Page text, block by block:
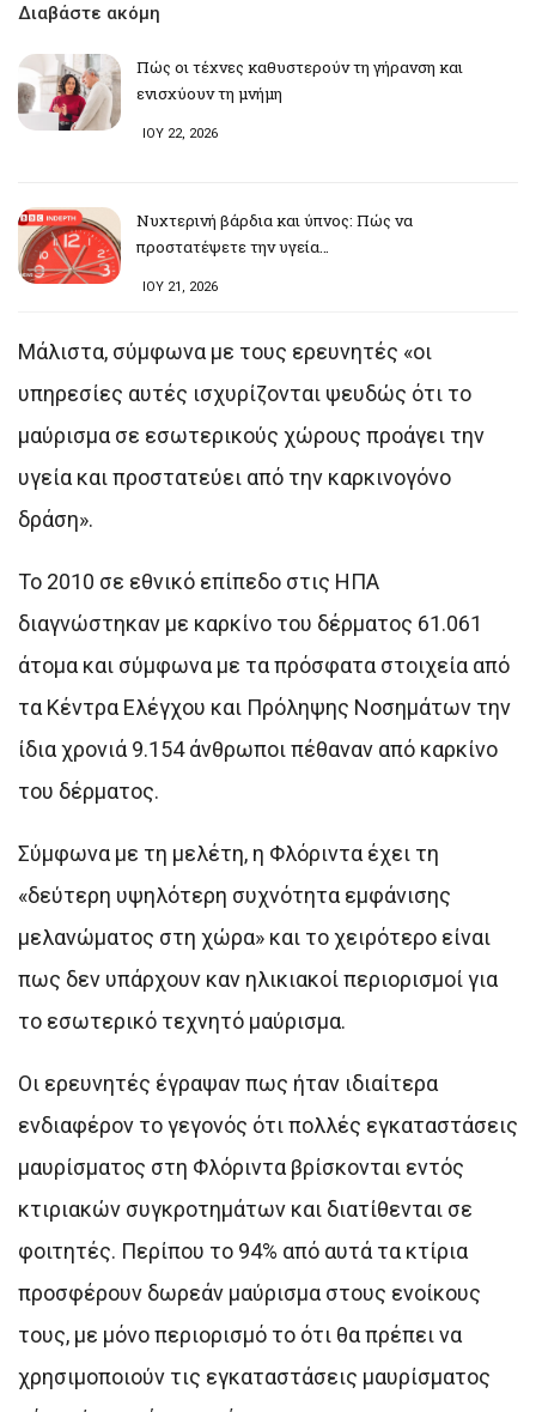
Διαβάστε ακόμη
Πώς οι τέχνες καθυστερούν τη γήρανση και
ενισχύουν τη μνήμη
ΙΟΥ 22, 2026
Νυχτερινή βάρδια και ύπνος: Πώς να
προστατέψετε την υγεία…
ΙΟΥ 21, 2026
Μάλιστα, σύμφωνα με τους ερευνητές «οι
υπηρεσίες αυτές ισχυρίζονται ψευδώς ότι το
μαύρισμα σε εσωτερικούς χώρους προάγει την
υγεία και προστατεύει από την καρκινογόνο
δράση».
Το 2010 σε εθνικό επίπεδο στις ΗΠΑ
διαγνώστηκαν με καρκίνο του δέρματος 61.061
άτομα και σύμφωνα με τα πρόσφατα στοιχεία από
τα Κέντρα Ελέγχου και Πρόληψης Νοσημάτων την
ίδια χρονιά 9.154 άνθρωποι πέθαναν από καρκίνο
του δέρματος.
Σύμφωνα με τη μελέτη, η Φλόριντα έχει τη
«δεύτερη υψηλότερη συχνότητα εμφάνισης
μελανώματος στη χώρα» και το χειρότερο είναι
πως δεν υπάρχουν καν ηλικιακοί περιορισμοί για
το εσωτερικό τεχνητό μαύρισμα.
Οι ερευνητές έγραψαν πως ήταν ιδιαίτερα
ενδιαφέρον το γεγονός ότι πολλές εγκαταστάσεις
μαυρίσματος στη Φλόριντα βρίσκονται εντός
κτιριακών συγκροτημάτων και διατίθενται σε
φοιτητές. Περίπου το 94% από αυτά τα κτίρια
προσφέρουν δωρεάν μαύρισμα στους ενοίκους
τους, με μόνο περιορισμό το ότι θα πρέπει να
χρησιμοποιούν τις εγκαταστάσεις μαυρίσματος